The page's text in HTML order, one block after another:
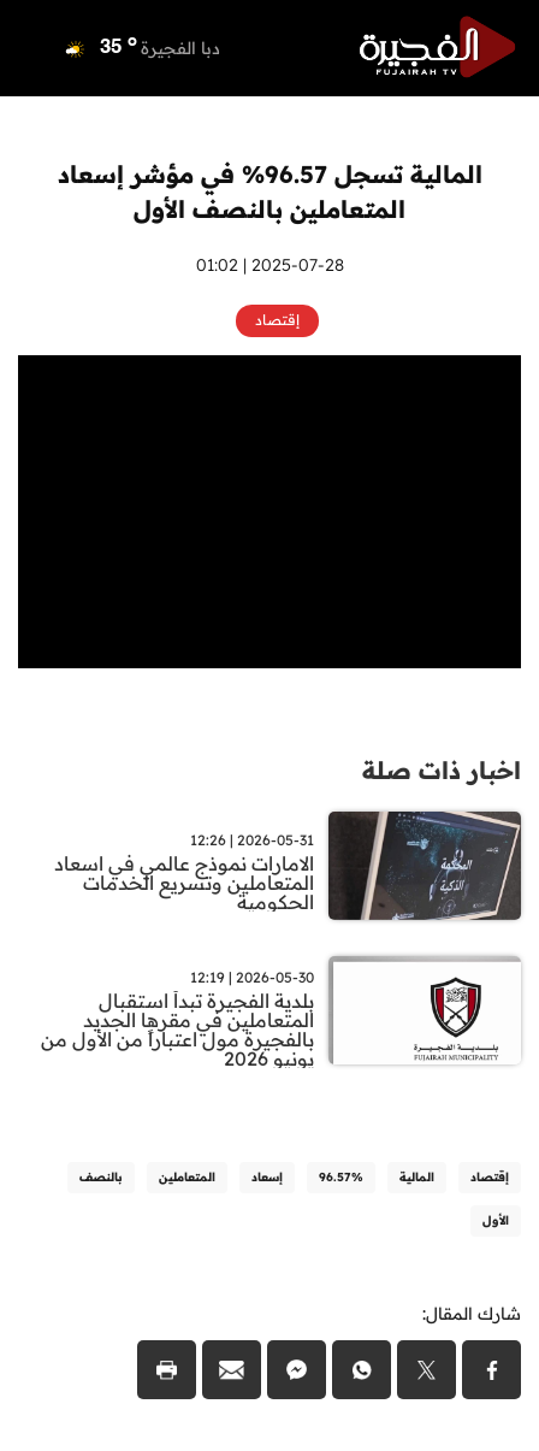
دبا الفجيرة 35 o
أم القيوين 36 o
راس الخيمة
الفجيرة
المالية تسجل 96.57% في مؤشر إسعاد
المتعاملين بالنصف الأول
2025-07-28 | 01:02
إقتصاد
اخبار ذات صلة
2026-05-31 | 12:26
الامارات نموذج عالمي في اسعاد
المتعاملين وتسريع الخدمات
الحكومية
2026-05-30 | 12:19
بلدية الفجيرة تبدأ استقبال
المتعاملين في مقرها الجديد
بالفجيرة مول اعتباراً من الأول من
يونيو 2026
إقتصاد المالية 96.57% إسعاد المتعاملين بالنصف
الأول
شارك المقال: